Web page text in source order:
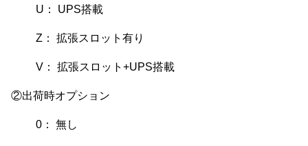
U： UPS搭載
Z： 拡張スロット有り
V： 拡張スロット+UPS搭載
②出荷時オプション
0： 無し